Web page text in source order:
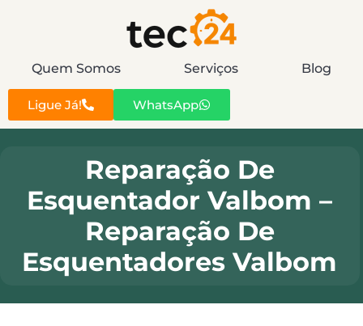
Quem Somos Serviços Blog
Ligue Já! WhatsApp
Reparação De
Esquentador Valbom –
Reparação De
Esquentadores Valbom